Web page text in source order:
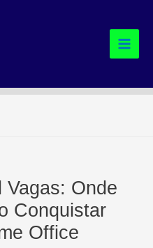
Onde
Conquistar
Office